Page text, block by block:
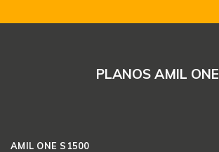
PLANOS AMIL ONE
AMIL ONE S1500